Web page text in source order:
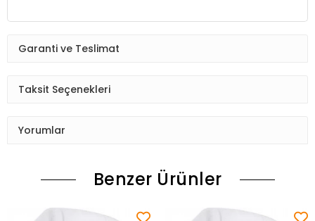
Garanti ve Teslimat
Taksit Seçenekleri
Yorumlar
Benzer Ürünler